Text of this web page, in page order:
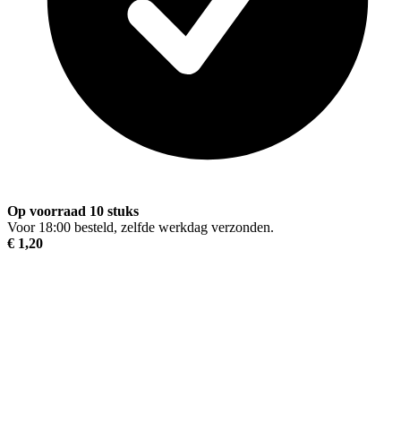
Op voorraad 10 stuks
Voor 18:00 besteld, zelfde werkdag verzonden.
€ 1,20